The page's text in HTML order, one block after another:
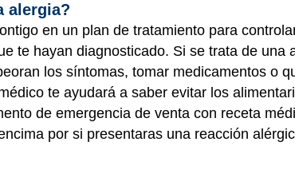
alergia?
en un plan de tratamiento para
te hayan diagnosticado. Si se trata de una
los síntomas, tomar medicamentos o
te ayudará a saber evitar los
de emergencia de venta con receta
por si presentaras una reacción